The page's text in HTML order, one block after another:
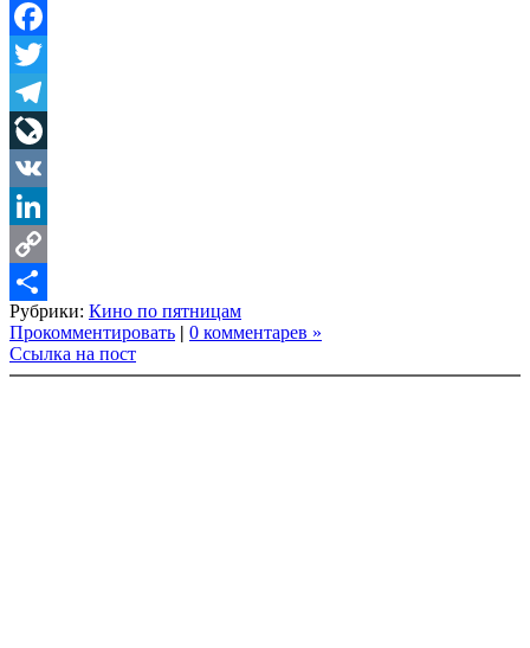
Facebook
Twitter
Telegram
LiveJournal
VK
LinkedIn
Copy
Link
Share
Рубрики: Кино по пятницам
Прокомментировать | 0 комментарев »
Ссылка на пост